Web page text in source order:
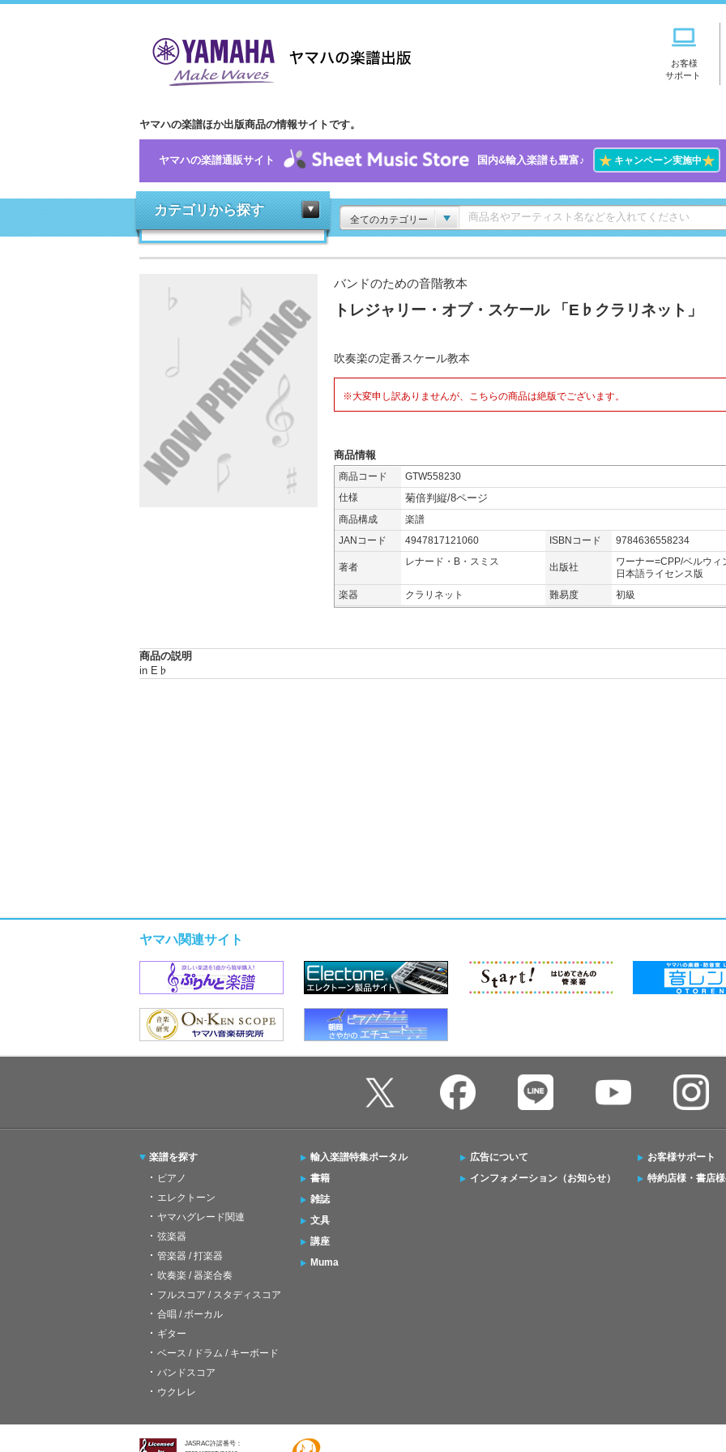
お客様
サポート
ヤマハの楽譜ほか出版商品の情報サイトです。
ヤマハの楽譜通販サイト 国内&輸入楽譜も豊富♪ ★キャンペーン実施中★
カテゴリから探す
全てのカテゴリー
バンドのための音階教本
トレジャリー・オブ・スケール 「E♭クラリネット」
吹奏楽の定番スケール教本
※大変申し訳ありませんが、こちらの商品は絶版でございます。
商品情報
商品コード
GTW558230
仕様
菊倍判縦/8ページ
商品構成
楽譜
JANコード
4947817121060 ISBNコード 9784636558234
著者 レナード・B・スミス 出版社
ワーナー=CPP/ベルウィ
日本語ライセンス版
楽器
クラリネット 難易度 初級
商品の説明
in E♭
ヤマハ関連サイト
楽譜を探す
ピアノ
エレクトーン
ヤマハグレード関連
弦楽器
管楽器 / 打楽器
吹奏楽 / 器楽合奏
フルスコア / スタディスコア
合唱 / ボーカル
ギター
ベース / ドラム / キーボード
バンドスコア
ウクレレ
輸入楽譜特集ポータル
書籍
雑誌
文具
講座
Muma
広告について
インフォメーション（お知らせ）
お客様サポート
特約店様・書店
JASRAC許諾番号：